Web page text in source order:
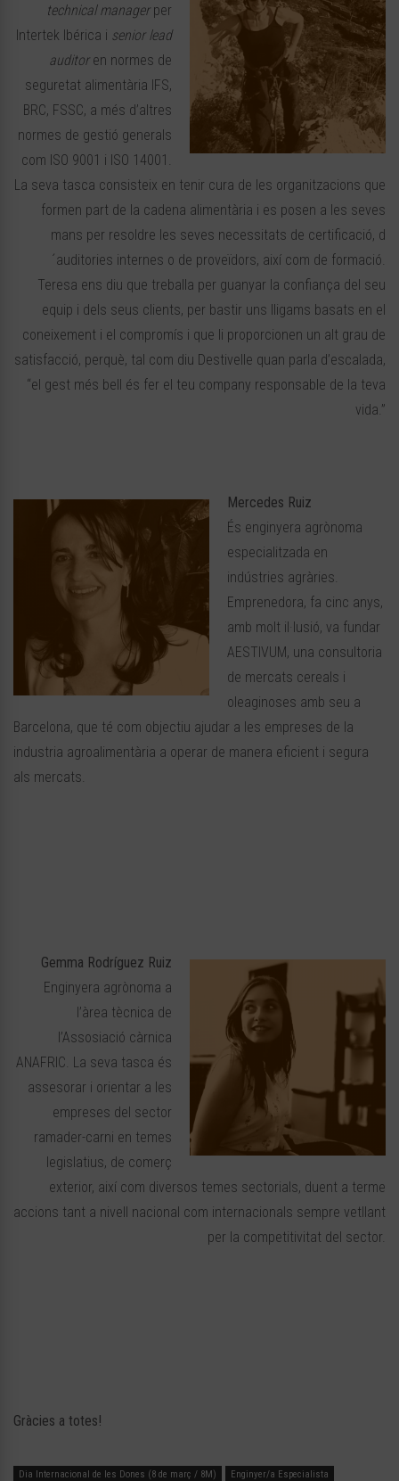
technical managerper
Intertek Ibérica i senior lead
auditoren normes de
seguretat alimentària IFS,
BRC, FSSC, a més d’altres
normes de gestió generals
com ISO 9001 i ISO 14001.
La seva tasca consisteix en tenir cura de les organitzacions que
formen part de la cadena alimentària i es posen a les seves
mans per resoldre les seves necessitats de certificació, d
´auditories internes o de proveïdors, així com de formació.
Teresa ens diu que treballa per guanyar la confiança del seu
equip i dels seus clients, per bastir uns lligams basats en el
coneixement i el compromís i que li proporcionen un alt grau de
satisfacció, perquè, tal com diu Destivelle quan parla d’escalada,
“el gest més bell és fer el teu company responsable de la teva
vida.”
Mercedes Ruiz
És enginyera agrònoma
especialitzada en
indústries agràries.
Emprenedora, fa cinc anys,
amb molt il·lusió, va fundar
AESTIVUM, una consultoria
de mercats cereals i
oleaginoses amb seu a
Barcelona, que té com objectiu ajudar a les empreses de la
industria agroalimentària a operar de manera eficient i segura
als mercats.
Gemma Rodríguez Ruiz
Enginyera agrònoma a
l’àrea tècnica de
l’Assosiació càrnica
ANAFRIC. La seva tasca és
assesorar i orientar a les
empreses del sector
ramader-carni en temes
legislatius, de comerç
exterior, així com diversos temes sectorials, duent a terme
accions tant a nivell nacional com internacionals sempre vetllant
per la competitivitat del sector.
Gràcies a totes!
Dia Internacional de les Dones (8 de març / 8M) Enginyer/a Especialista